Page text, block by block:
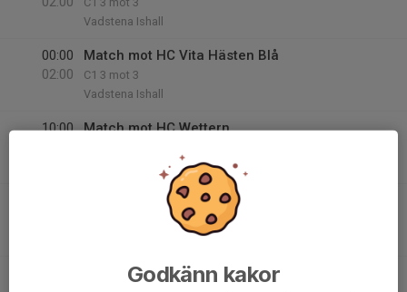
Vadstena Ishall
00:00
02:00
Match mot HC Vita Hästen Blå
C1 3 mot 3
Vadstena Ishall
10:00
Match mot HC Wettern
Vadstena Ishall
Match mot HC Wettern
Match mot HC Wettern
Godkänn kakor